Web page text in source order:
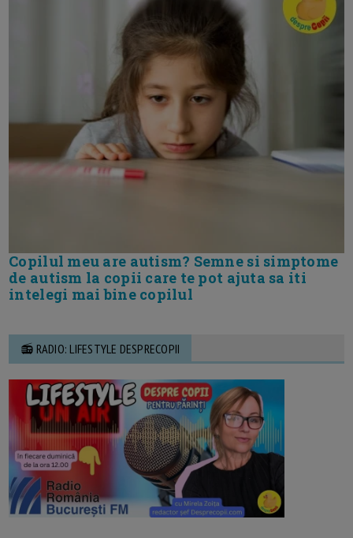
Copilul meu are autism? Semne si simptome
de autism la copii care te pot ajuta sa iti
intelegi mai bine copilul
📻 RADIO: LIFESTYLE DESPRECOPII